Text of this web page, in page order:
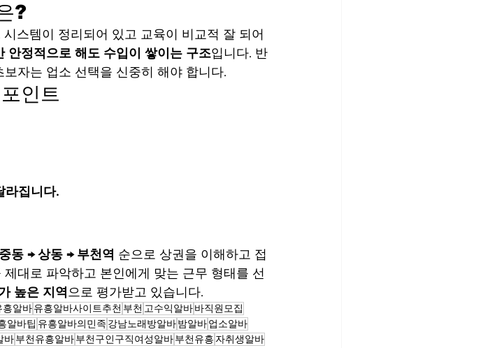
?
스템이 정리되어 있고 교육이 비교적 잘 되어
안정적으로 해도 수입이 쌓이는 구조입니다. 반
자는 업소 선택을 신중히 해야 합니다.
인트
라집니다.
중동 → 상동 → 부천역 순으로 상권을 이해하고 접
대로 파악하고 본인에게 맞는 근무 형태를 선
높은 지역 으로 평가받고 있습니다.
흥알바유흥알바사이트추천 부천 고수익알바바직원모집
알바팁 유흥알바의민족 강남노래방알바밤알바업소알바
바부천유흥알바부천구인구직여성알바부천유흥 자취생알바